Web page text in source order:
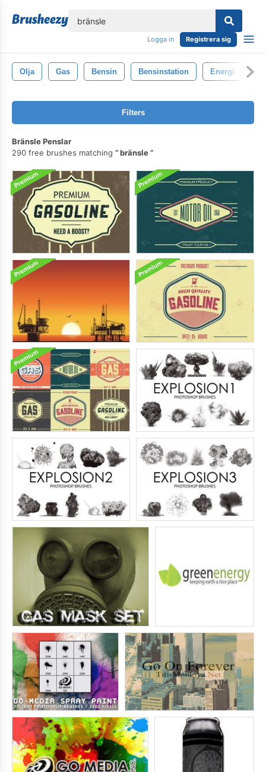
Logga in Registrera sig
Olja Gas Bensin Bensinstation Energi
Filters
Bränsle Penslar
290 free brushes matching
bränsle